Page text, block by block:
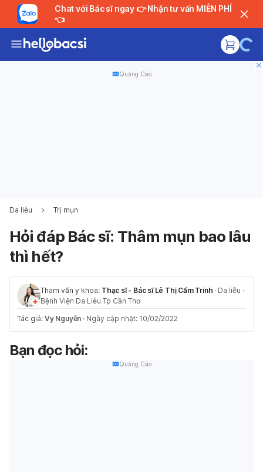
Chat với Bác sĩ ngay 👉 Nhận tư vấn MIỄN PHÍ
👈
Quảng Cáo
Da liễu Trị mụn
Hỏi đáp Bác sĩ: Thâm mụn bao lâu
thì hết?
Tham vấn y khoa: Thạc sĩ - Bác sĩ Lê Thị Cẩm Trinh · Da liễu ·
Bệnh Viện Da Liễu Tp Cần Thơ
Tác giả: Vy Nguyễn · Ngày cập nhật: 10/02/2022
Bạn đọc hỏi:
Quảng Cáo